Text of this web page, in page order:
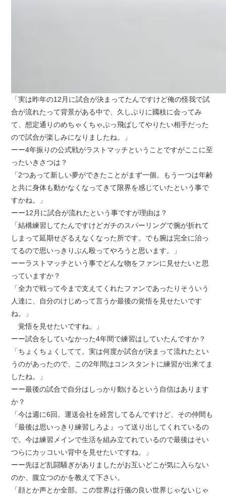
「実は昨年の12月に試合が決まってたんですけど俺の怪我で試
合が流れたって背景がある中で、久しぶりに國枝に会ってみ
て、想定通りのめちゃくちゃぶっ飛ばしてやりたい相手だった
ので試合が楽しみになりましたね。」
ーー4年振りの公式戦がラストマッチということですがここに至
ったいきさつは？
「2つあって新しい夢ができたことがまず一個。もう一つは年齢
と共に身体も動かなくなってきて限界を感じていたという事で
すかね。」
ーー12月に試合が流れたという事ですが理由は？
「結構練習してたんですけどガチのスパーリングで腕が折れて
しまって延期せざるえなくなった所です。でも腕は完全に治っ
てるので思いっきりぶん殴ってやろうと思います。」
ーーラストマッチという事でどんな物をファンに見せたいと思
っていますか？
「全力で戦って今まで支えてくれたファンであったりそういう
人達に、自分のけじめって言うか最後の覚悟を見せたいです
ね。」
覚悟を見せたいですね。」
ーー試合をしていなかった4年間で練習はしていたんですか？
「ちょくちょくしてて。実は何度か試合が決まって流れたとい
うのがあったので、この2年間はコンスタントに練習が出来てま
したね。」
ーー最後の試合で自分はしっかり動けるという自信はあります
か？
「今は週に6回。運送会社を経営してるんですけど、その仲間も
『最後は思いっきり練習しろよ』って送り出してくれているの
で。今は練習メインで生活を組み立てれているので最後はそい
つらにカッコいい背中を見せたいですね。」
ーー先ほど乱闘騒ぎがありましたがお互いどこが気に入らない
のか、腹立つのかを教えて下さい。
「顔とか声とか全部。この世界は行儀の良い世界じゃないじゃ